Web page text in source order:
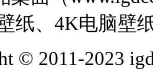
纸、4K电脑壁
© 2011-2023